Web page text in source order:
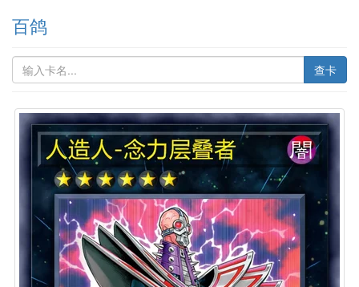
百鸽
查卡